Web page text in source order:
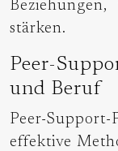
stärken.
Peer-
und Beruf
Peer-
effektive